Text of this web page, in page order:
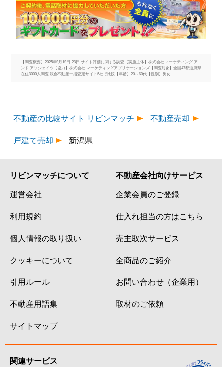
【調査概要】2025年9月19日-23日 サイト評価に関する調査【実施主体】株式会社 マーケティング ア
ンド アソシェイツ【協力】株式会社 マーケティングアプリケーションズ【調査対象】全国47都道府県
在住3000人調査 競合不動産一括査定サイト5社で比較【年齢】20～60代【性別】男女
不動産の比較サイト リビンマッチ
不動産売却
戸建て売却
新潟県
リビンマッチについて
運営会社
利用規約
個人情報の取り扱い
クッキーについて
引用ルール
不動産用語集
サイトマップ
不動産会社向けサービス
企業会員のご登録
仕入れ担当の方はこちら
売主取次サービス
全商品のご紹介
お問い合わせ（企業用）
取材のご依頼
関連サービス